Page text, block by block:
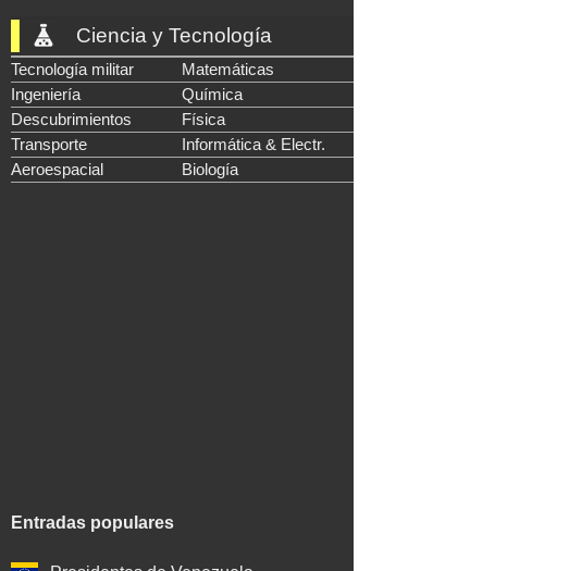
Ciencia y Tecnología
Tecnología militar
Matemáticas
Ingeniería
Química
Descubrimientos
Física
Transporte
Informática & Electr.
Aeroespacial
Biología
Entradas populares